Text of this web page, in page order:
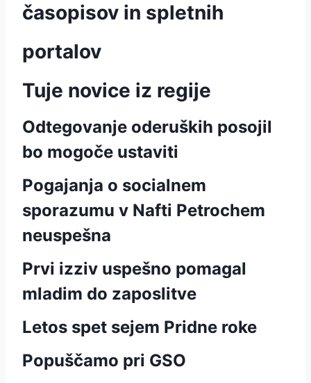
časopisov in spletnih
portalov
Tuje novice iz regije
Odtegovanje oderuških posojil
bo mogoče ustaviti
Pogajanja o socialnem
sporazumu v Nafti Petrochem
neuspešna
Prvi izziv uspešno pomagal
mladim do zaposlitve
Letos spet sejem Pridne roke
Popuščamo pri GSO